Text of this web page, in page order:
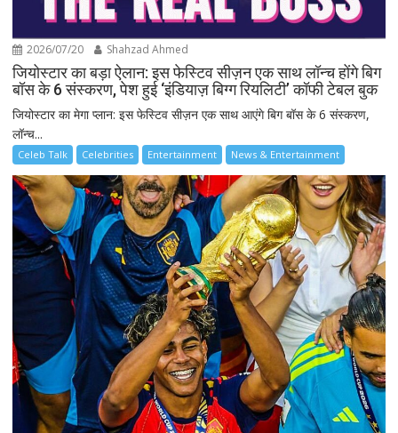
2026/07/20 Shahzad Ahmed
जियोस्टार का बड़ा ऐलान: इस फेस्टिव सीज़न एक साथ लॉन्च होंगे बिग
बॉस के 6 संस्करण, पेश हुई ‘इंडियाज़ बिग्ग रियलिटी’ कॉफी टेबल बुक
जियोस्टार का मेगा प्लान: इस फेस्टिव सीज़न एक साथ आएंगे बिग बॉस के 6 संस्करण,
लॉन्च...
Celeb Talk Celebrities Entertainment News & Entertainment